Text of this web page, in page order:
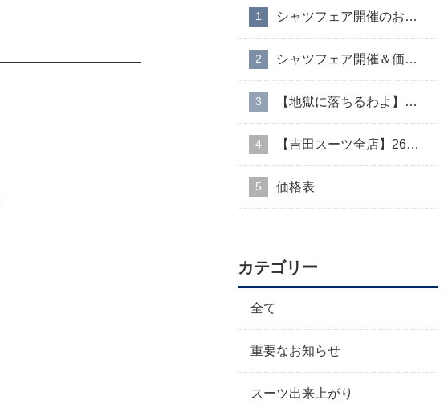
シャツフェア開催のお知らせ
シャツフェア開催＆価格改定のお知らせ
【地獄に落ちるわよ】衣装協力のお知らせ
【吉田スーツ全店】26AW入荷生地速報②
価格表
カテゴリー
全て
重要なお知らせ
スーツ出来上がり